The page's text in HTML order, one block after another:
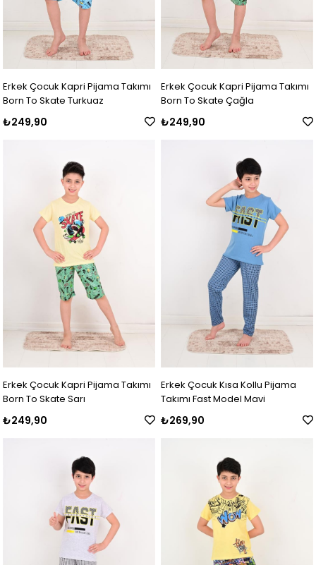
Erkek Çocuk Kapri Pijama Takımı
Born To Skate Turkuaz
₺249,90
Erkek Çocuk Kapri Pijama Takımı
Born To Skate Çağla
₺249,90
Erkek Çocuk Kapri Pijama Takımı
Born To Skate Sarı
₺249,90
Erkek Çocuk Kısa Kollu Pijama
Takımı Fast Model Mavi
₺269,90